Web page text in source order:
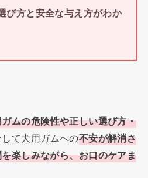
び方と安全な与え方がわか
ガムの危険性や正しい選び方・
して犬用ガムへの不安が解消さ
楽しみながら、お口のケアま